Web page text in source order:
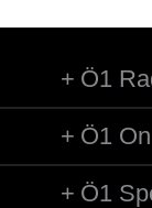
Ö1
Ö1
Ö1